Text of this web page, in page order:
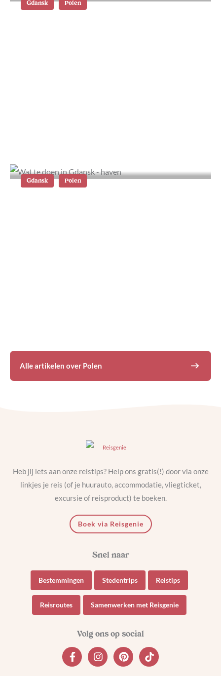
Gdansk Polen
Gdansk Polen
Alle artikelen over Polen
Heb jij iets aan onze reistips? Help ons gratis(!) door via onze
linkjes je reis (of je huurauto, accommodatie, vliegticket,
excursie of reisproduct) te boeken.
Boek via Reisgenie
Bestemmingen Stedentrips Reistips
Reisroutes Samenwerken met Reisgenie